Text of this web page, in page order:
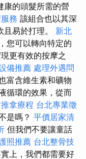
康的頭髮所需的營
務 該組合也以其深
易於打理。 新北
您可以轉向特定的
更有效的按摩之
備推薦 處理外遇問
富含維生素和礦物
循環的效果，從而
拿療程 台北專業徵
是嗎？ 平價居家清
但我們不要讓童話
照推薦 台北整骨技
上，我們都需要好